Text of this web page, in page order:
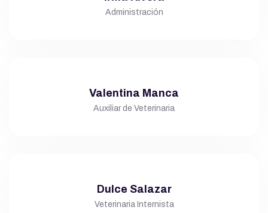
Administración
Valentina Manca
Auxiliar de Veterinaria
Dulce Salazar
Veterinaria Internista